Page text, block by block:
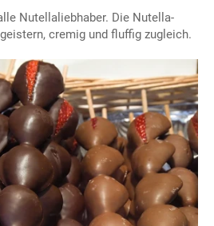
Nutellaliebhaber. Die Nutella-
cremig und fluffig zugleich.